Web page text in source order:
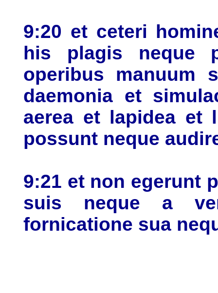
9:20 et ceteri
his plagis neque
operibus manuum
daemonia et
aerea et lapidea et
possunt neque
9:21 et non egerunt
suis neque a
fornicatione sua